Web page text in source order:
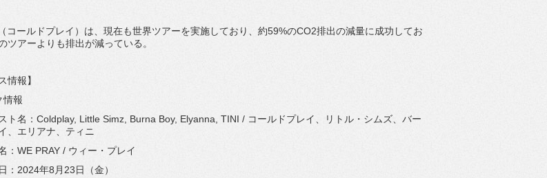
コールドプレイ）は、現在も世界ツアーを実施しており、約59%のCO2排出の減量に成功してお
ツアーよりも排出が減っている。
情報】
情報
ト名：Coldplay, Little Simz, Burna Boy, Elyanna, TINI / コールドプレイ、リトル・シムズ、バー
、エリアナ、ティニ
：WE PRAY / ウィー・プレイ
：2024年8月23日（金）